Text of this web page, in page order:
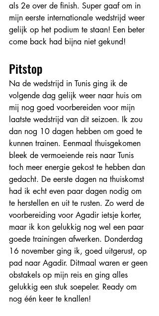
als 2e over de finish. Super gaaf om in
mijn eerste internationale wedstrijd weer
gelijk op het podium te staan! Een beter
come back had bijna niet gekund!
Pitstop
Na de wedstrijd in Tunis ging ik de
volgende dag gelijk weer naar huis om
mij nog goed voorbereiden voor mijn
laatste wedstrijd van dit seizoen. Ik zou
dan nog 10 dagen hebben om goed te
kunnen trainen. Eenmaal thuisgekomen
bleek de vermoeiende reis naar Tunis
toch meer energie gekost te hebben dan
gedacht. De eerste dagen na thuiskomst
had ik echt even paar dagen nodig om
te herstellen en uit te rusten. Zo werd de
voorbereiding voor Agadir ietsje korter,
maar ik kon gelukkig nog wel een paar
goede trainingen afwerken. Donderdag
16 november ging ik, goed uitgerust, op
pad naar Agadir. Ditmaal waren er geen
obstakels op mijn reis en ging alles
gelukkig een stuk soepeler. Ready om
nog één keer te knallen!